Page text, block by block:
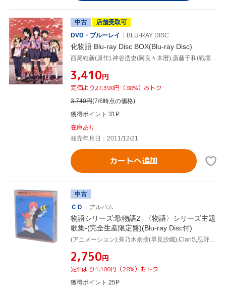
中古
店舗受取可
DVD・ブルーレイ
BLU-RAY DISC
化物語 Blu-ray Disc BOX(Blu-ray Disc)
西尾維新(原作),神谷浩史(阿良々木暦),斎藤千和(戦場ヶ原ひたぎ),加藤英美里(八九寺真宵),渡辺明夫(キャラクターデザイン、総作画監督),神前暁(音楽)
¥3,410円
定価より27,390円（88%）おトク
3,740円(7/6時点の価格)
獲得ポイント 31P
在庫あり
発売年月日：2011/12/21
カートへ追加
中古
ＣＤ
アルバム
物語シリーズ:歌物語2 -〈物語〉シリーズ主題
歌集-(完全生産限定盤)(Blu-ray Disc付)
(アニメーション),斧乃木余接(早見沙織),ClariS,忍野扇(水橋かおり),老倉育(井上麻里奈),瀧川ありさ,八九寺真宵(加藤英美里),戦場ヶ原ひたぎ(斎藤千和)
¥2,750円
定価より1,100円（28%）おトク
獲得ポイント 25P